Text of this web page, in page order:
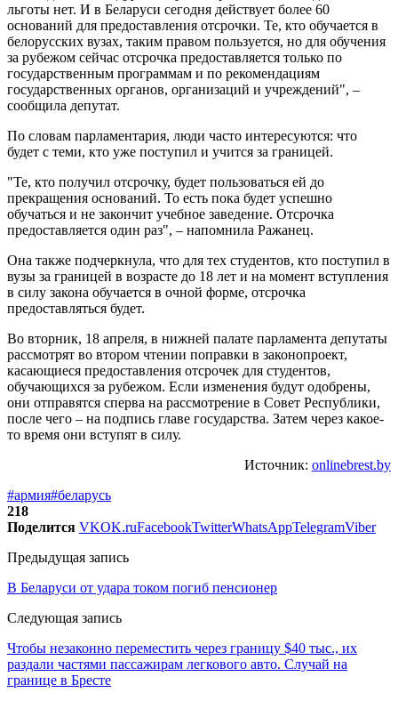
льготы нет. И в Беларуси сегодня действует более 60
оснований для предоставления отсрочки. Те, кто обучается в
белорусских вузах, таким правом пользуется, но для обучения
за рубежом сейчас отсрочка предоставляется только по
государственным программам и по рекомендациям
государственных органов, организаций и учреждений", –
сообщила депутат.
По словам парламентария, люди часто интересуются: что
будет с теми, кто уже поступил и учится за границей.
"Те, кто получил отсрочку, будет пользоваться ей до
прекращения оснований. То есть пока будет успешно
обучаться и не закончит учебное заведение. Отсрочка
предоставляется один раз", – напомнила Ражанец.
Она также подчеркнула, что для тех студентов, кто поступил в
вузы за границей в возрасте до 18 лет и на момент вступления
в силу закона обучается в очной форме, отсрочка
предоставляться будет.
Во вторник, 18 апреля, в нижней палате парламента депутаты
рассмотрят во втором чтении поправки в законопроект,
касающиеся предоставления отсрочек для студентов,
обучающихся за рубежом. Если изменения будут одобрены,
они отправятся сперва на рассмотрение в Совет Республики,
после чего – на подпись главе государства. Затем через какое-
то время они вступят в силу.
Источник: onlinebrest.by
#армия#беларусь
218
Поделится VKOK.ruFacebookTwitterWhatsAppTelegramViber
Предыдущая запись
В Беларуси от удара током погиб пенсионер
Следующая запись
Чтобы незаконно переместить через границу $40 тыс., их
раздали частями пассажирам легкового авто. Случай на
границе в Бресте